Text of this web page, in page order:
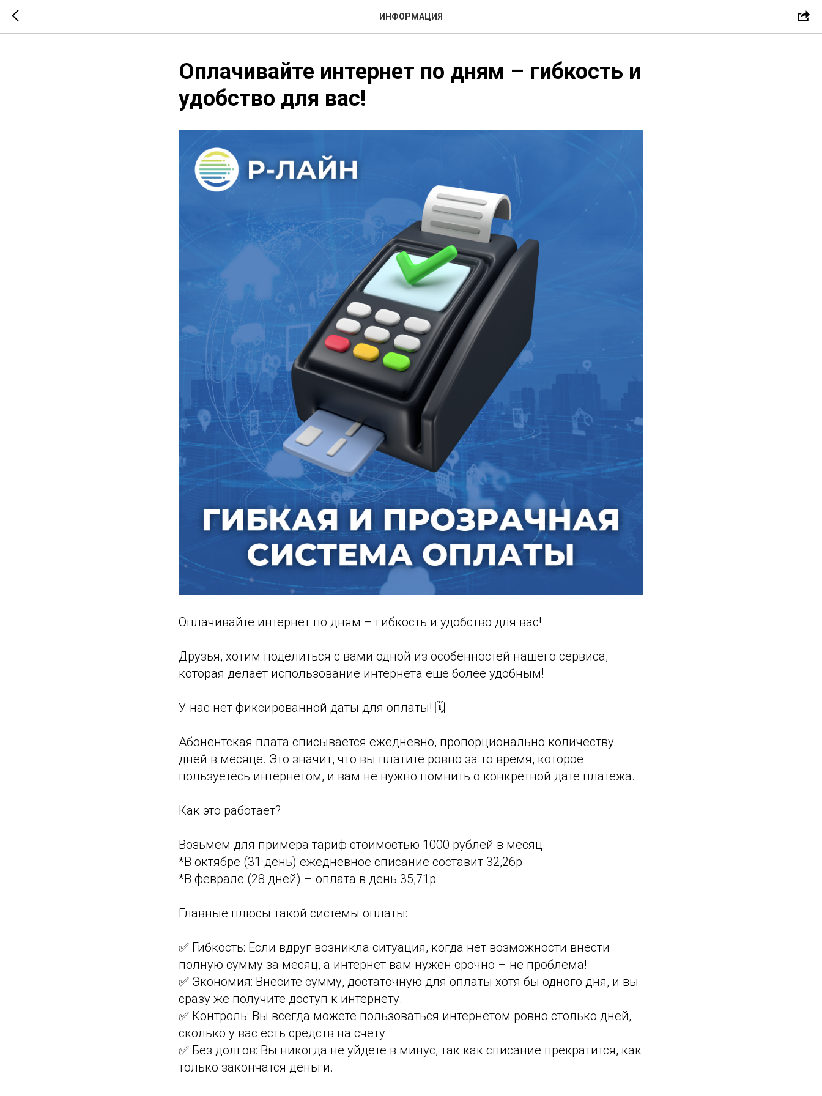
ИНФОРМАЦИЯ
Оплачивайте интернет по дням – гибкость и
удобство для вас!
Оплачивайте интернет по дням – гибкость и удобство для вас!
Друзья, хотим поделиться с вами одной из особенностей нашего сервиса,
которая делает использование интернета еще более удобным!
У нас нет фиксированной даты для оплаты! 🗓
Абонентская плата списывается ежедневно, пропорционально количеству
дней в месяце. Это значит, что вы платите ровно за то время, которое
пользуетесь интернетом, и вам не нужно помнить о конкретной дате платежа.
Как это работает?
Возьмем для примера тариф стоимостью 1000 рублей в месяц.
*В октябре (31 день) ежедневное списание составит 32,26р
*В феврале (28 дней) – оплата в день 35,71р
Главные плюсы такой системы оплаты:
✅ Гибкость: Если вдруг возникла ситуация, когда нет возможности внести
полную сумму за месяц, а интернет вам нужен срочно – не проблема!
✅ Экономия: Внесите сумму, достаточную для оплаты хотя бы одного дня, и вы
сразу же получите доступ к интернету.
✅ Контроль: Вы всегда можете пользоваться интернетом ровно столько дней,
сколько у вас есть средств на счету.
✅ Без долгов: Вы никогда не уйдете в минус, так как списание прекратится, как
только закончатся деньги.